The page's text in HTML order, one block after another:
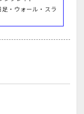
・ウォール・スラ